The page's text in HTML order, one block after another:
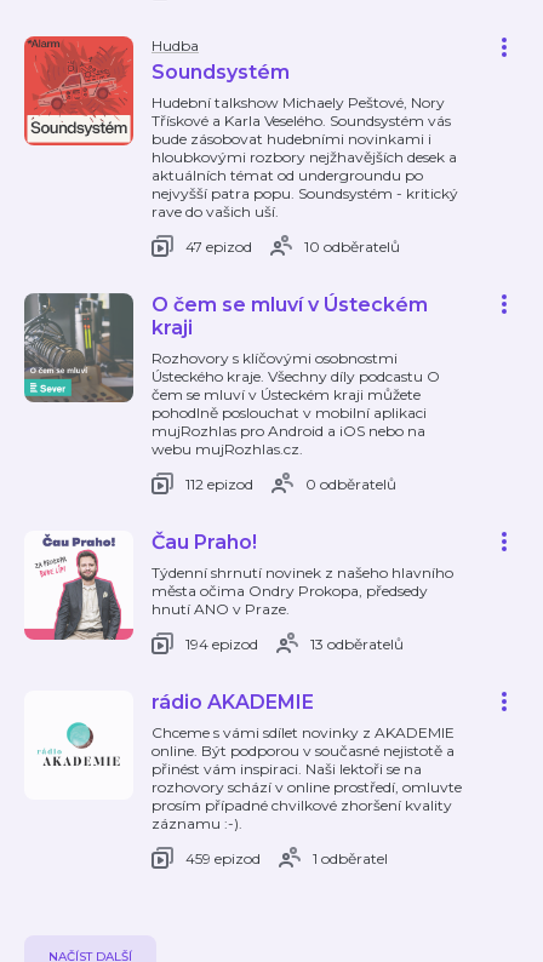
Hudba
Soundsystém
Hudební talkshow Michaely Peštové, Nory
Třískové a Karla Veselého. Soundsystém vás
bude zásobovat hudebními novinkami i
hloubkovými rozbory nejžhavějších desek a
aktuálních témat od undergroundu po
nejvyšší patra popu. Soundsystém - kritický
rave do vašich uší.
47 epizod
10 odběratelů
O čem se mluví v Ústeckém
kraji
Rozhovory s klíčovými osobnostmi
Ústeckého kraje. Všechny díly podcastu O
čem se mluví v Ústeckém kraji můžete
pohodlně poslouchat v mobilní aplikaci
mujRozhlas pro Android a iOS nebo na
webu mujRozhlas.cz.
112 epizod
0 odběratelů
Čau Praho!
Týdenní shrnutí novinek z našeho hlavního
města očima Ondry Prokopa, předsedy
hnutí ANO v Praze.
194 epizod
13 odběratelů
rádio AKADEMIE
Chceme s vámi sdílet novinky z AKADEMIE
online. Být podporou v současné nejistotě a
přinést vám inspiraci. Naši lektoři se na
rozhovory schází v online prostředí, omluvte
prosím případné chvilkové zhoršení kvality
záznamu :-).
459 epizod
1 odběratel
NAČÍST DALŠÍ